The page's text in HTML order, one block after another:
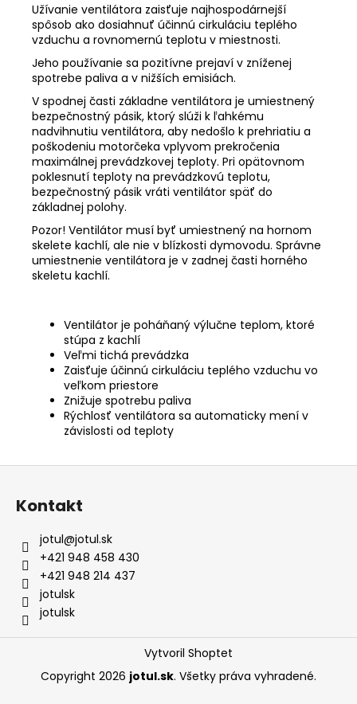
Užívanie ventilátora zaisťuje najhospodárnejší
spôsob ako dosiahnuť účinnú cirkuláciu teplého
vzduchu a rovnomernú teplotu v miestnosti.
Jeho používanie sa pozitívne prejaví v zníženej
spotrebe paliva a v nižších emisiách.
V spodnej časti základne ventilátora je umiestnený
bezpečnostný pásik, ktorý slúži k ľahkému
nadvihnutiu ventilátora, aby nedošlo k prehriatiu a
poškodeniu motorčeka vplyvom prekročenia
maximálnej prevádzkovej teploty. Pri opätovnom
poklesnutí teploty na prevádzkovú teplotu,
bezpečnostný pásik vráti ventilátor späť do
základnej polohy.
Pozor! Ventilátor musí byť umiestnený na hornom
skelete kachlí, ale nie v blízkosti dymovodu. Správne
umiestnenie ventilátora je v zadnej časti horného
skeletu kachlí.
Ventilátor je poháňaný výlučne teplom, ktoré
stúpa z kachlí
Veľmi tichá prevádzka
Zaisťuje účinnú cirkuláciu teplého vzduchu vo
veľkom priestore
Znižuje spotrebu paliva
Rýchlosť ventilátora sa automaticky mení v
závislosti od teploty
Z
Kontakt
jotul@jotul.sk
+421 948 458 430
+421 948 214 437
jotulsk
jotulsk
Vytvoril Shoptet
Copyright 2026 jotul.sk. Všetky práva vyhradené.